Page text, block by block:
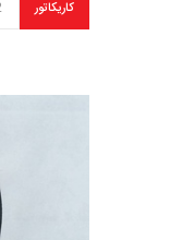
کاریکاتور 2